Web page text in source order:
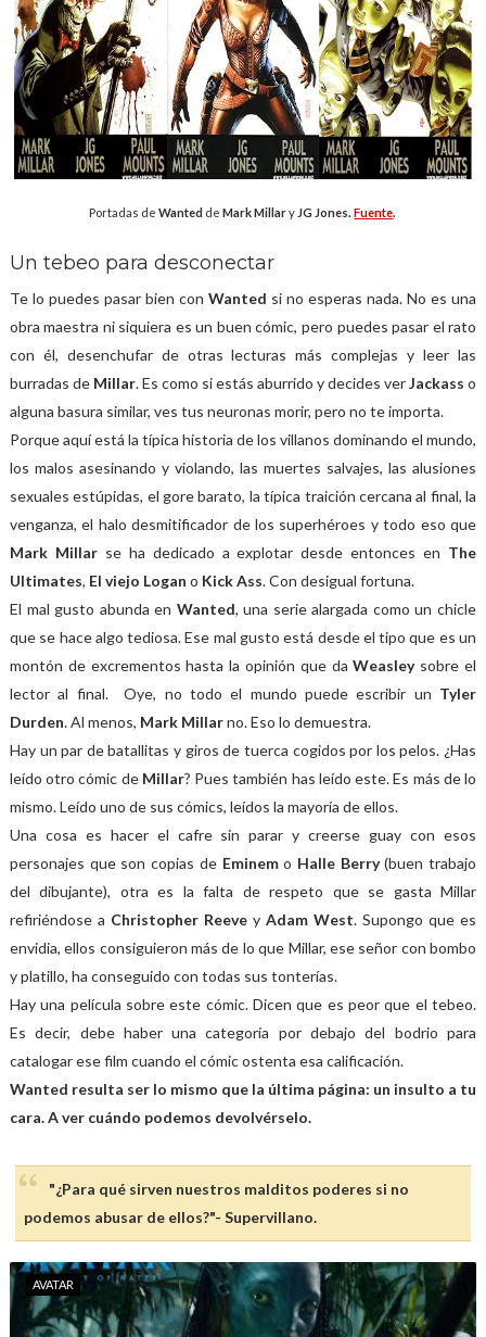
Portadas deWanted deMark Millary JG Jones.Fuente.
Un tebeo para desconectar
Te lo puedes pasar bien con Wanted si no esperas nada. No es una
obra maestra ni siquiera es un buen cómic, pero puedes pasar el rato
con él, desenchufar de otras lecturas más complejas y leer las
burradas de Millar. Es como si estás aburrido y decides verJackasso
alguna basura similar, ves tus neuronas morir, pero no te importa.
Porque aquí está la típica historia de los villanos dominando el mundo,
los malos asesinando y violando, las muertes salvajes, las alusiones
sexuales estúpidas, el gore barato, la típica traición cercana al final, la
venganza, el halo desmitificador de los superhéroes y todo eso que
Mark Millarse ha dedicado a explotar desde entonces en The
Ultimates, El viejo Logan o Kick Ass. Con desigual fortuna.
El mal gusto abunda en Wanted, una serie alargada como un chicle
que se hace algo tediosa. Ese mal gusto está desde el tipo que es un
montón de excrementos hasta la opinión que daWeasley sobre el
lector al final. Oye, no todo el mundo puede escribir un Tyler
Durden. Al menos, Mark Millarno. Eso lo demuestra.
Hay un par de batallitas y giros de tuerca cogidos por los pelos. ¿Has
leído otro cómic de Millar? Pues también has leído este. Es más de lo
mismo. Leído uno de sus cómics, leídos la mayoría de ellos.
Una cosa es hacer el cafre sin parar y creerse guay con esos
personajes que son copias de Eminemo Halle Berry(buen trabajo
del dibujante), otra es la falta de respeto que se gasta Millar
refiriéndose a Christopher Reeve yAdam West. Supongo que es
envidia, ellos consiguieron más de lo que Millar, ese señor con bombo
y platillo, ha conseguido con todas sus tonterías.
Hay una película sobre este cómic. Dicen que es peor que el tebeo.
Es decir, debe haber una categoría por debajo del bodrio para
catalogar ese film cuando el cómic ostenta esa calificación.
Wanted resulta ser lo mismo que la última página: un insulto a tu
cara. A ver cuándo podemos devolvérselo.
"¿Para qué sirven nuestros malditos poderes si no
podemos abusar de ellos?"- Supervillano.
AVATAR